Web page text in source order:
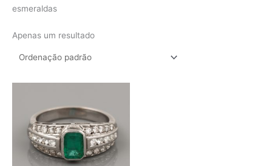
esmeraldas
Apenas um resultado